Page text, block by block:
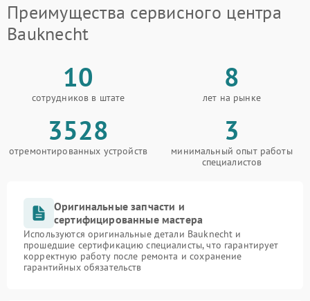
Преимущества сервисного центра
Bauknecht
10
сотрудников в штате
8
лет на рынке
3528
отремонтированных устройств
3
минимальный опыт работы
специалистов
Оригинальные запчасти и
сертифицированные мастера
Используются оригинальные детали Bauknecht и
прошедшие сертификацию специалисты, что гарантирует
корректную работу после ремонта и сохранение
гарантийных обязательств